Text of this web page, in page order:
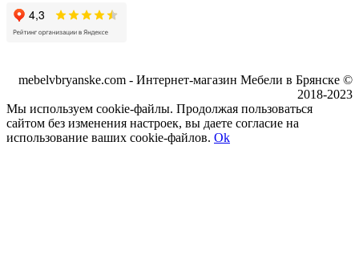
mebelvbryanske.com - Интернет-магазин Мебели в Брянске ©
2018-2023
Мы используем cookie-файлы. Продолжая пользоваться
сайтом без изменения настроек, вы даете согласие на
использование ваших cookie-файлов. Ok